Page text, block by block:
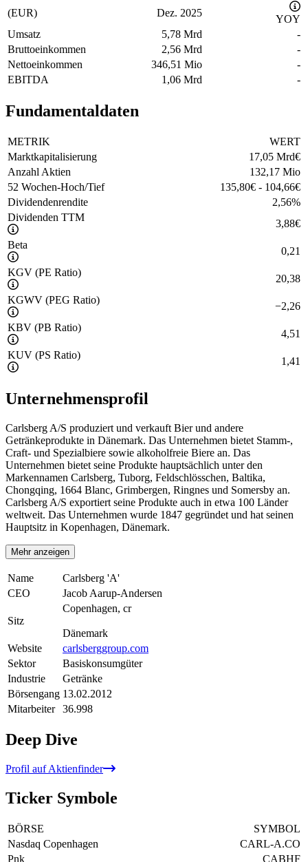
(EUR) Dez. 2025
YOY
Umsatz
5,78 Mrd
-
Bruttoeinkommen
2,56 Mrd
-
Nettoeinkommen
346,51 Mio
-
EBITDA
1,06 Mrd -
Fundamentaldaten
METRIK
WERT
Marktkapitalisierung
17,05 Mrd€
Anzahl Aktien
132,17 Mio
52 Wochen-Hoch/Tief
135,80€ - 104,66€
Dividendenrendite
2,56%
Dividenden TTM
3,88€
Beta
0,21
KGV (PE Ratio)
20,38
KGWV (PEG Ratio)
−2,26
KBV (PB Ratio)
4,51
KUV (PS Ratio)
1,41
Unternehmensprofil
Carlsberg A/S produziert und verkauft Bier und andere
Getränkeprodukte in Dänemark. Das Unternehmen bietet Stamm-,
Craft- und Spezialbiere sowie alkoholfreie Biere an. Das
Unternehmen bietet seine Produkte hauptsächlich unter den
Markennamen Carlsberg, Tuborg, Feldschlösschen, Baltika,
Chongqing, 1664 Blanc, Grimbergen, Ringnes und Somersby an.
Carlsberg A/S exportiert seine Produkte auch in etwa 100 Länder
weltweit. Das Unternehmen wurde 1847 gegründet und hat seinen
Hauptsitz in Kopenhagen, Dänemark.
Mehr anzeigen
Name
Carlsberg 'A'
CEO
Jacob Aarup-Andersen
Sitz
Copenhagen, cr
Dänemark
Website
carlsberggroup.com
Sektor
Basiskonsumgüter
Industrie
Getränke
Börsengang 13.02.2012
Mitarbeiter
36.998
Deep Dive
Profil auf Aktienfinder
Ticker Symbole
BÖRSE
SYMBOL
Nasdaq Copenhagen
CARL-A.CO
Pnk
CABHF